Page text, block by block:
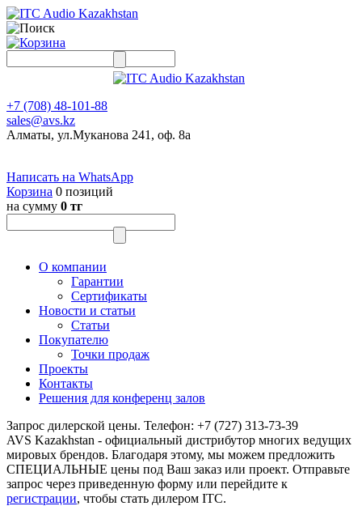
+7 (708) 48-101-88
sales@avs.kz
Алматы, ул.Муканова 241, оф. 8а
Написать на WhatsApp
Корзина 0 позиций
на сумму 0 тг
О компании
Гарантии
Сертификаты
Новости и статьи
Статьи
Покупателю
Точки продаж
Проекты
Контакты
Решения для конференц залов
Запрос дилерской цены. Телефон: +7 (727) 313-73-39
AVS Kazakhstan - официальный дистрибутор многих ведущих
мировых брендов. Благодаря этому, мы можем предложить
СПЕЦИАЛЬНЫЕ цены под Ваш заказ или проект. Отправьте
запрос через приведенную форму или перейдите к
регистрации, чтобы стать дилером ITC.